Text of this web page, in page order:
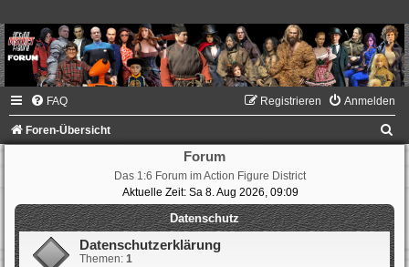
FAQ Anmelden
Registrieren
Foren-Übersicht
Forum
Das 1:6 Forum im Action Figure District
Aktuelle Zeit: Sa 8. Aug 2026, 09:09
Datenschutz
Datenschutzerklärung
Themen: 1